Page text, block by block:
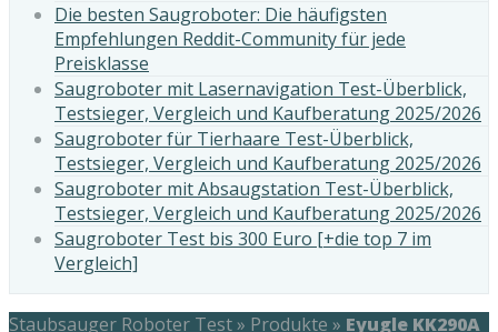
Die besten Saugroboter: Die häufigsten
Empfehlungen Reddit-Community für jede
Preisklasse
Saugroboter mit Lasernavigation Test-Überblick,
Testsieger, Vergleich und Kaufberatung 2025/2026
Saugroboter für Tierhaare Test-Überblick,
Testsieger, Vergleich und Kaufberatung 2025/2026
Saugroboter mit Absaugstation Test-Überblick,
Testsieger, Vergleich und Kaufberatung 2025/2026
Saugroboter Test bis 300 Euro [+die top 7 im
Vergleich]
Staubsauger Roboter Test» Produkte » Eyugle KK290A